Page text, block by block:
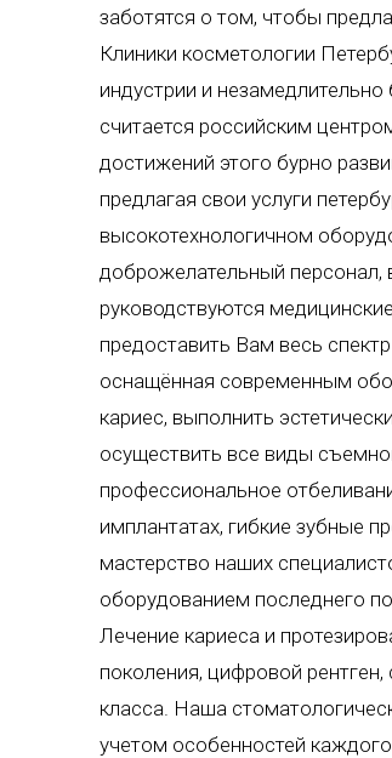
заботятся о том, чтобы
Клиники косметологии
индустрии и
считается российским
достижений этого бурно
предлагая свои услуги
высокотехнологичном
доброжелательный персонал,
руководствуются
предоставить Вам весь
оснащённая современным
кариес, выполнить
осуществить все виды
профессиональное
имплантатах, гибкие зубные
мастерство наших
оборудованием последнего
Лечение кариеса и
поколения, цифровой
класса. Наша
учетом особенностей